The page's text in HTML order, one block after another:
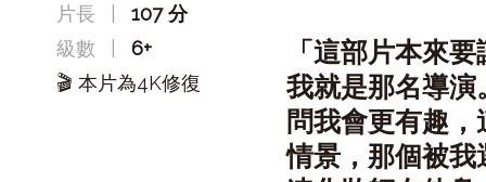
片長
107 分
級數
6+
🎬 本片為4K修復
「這部片本來
我就是那名導
問我會更有趣
情景，那個被